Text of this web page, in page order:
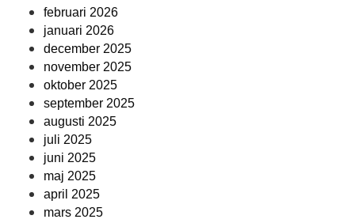
februari 2026
januari 2026
december 2025
november 2025
oktober 2025
september 2025
augusti 2025
juli 2025
juni 2025
maj 2025
april 2025
mars 2025